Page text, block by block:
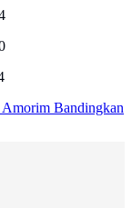
Bandingkan